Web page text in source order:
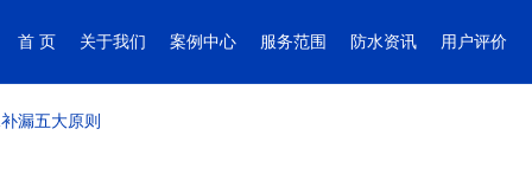
首 页 关于我们 案例中心 服务范围 防水资讯 用户评价
漏五大原则